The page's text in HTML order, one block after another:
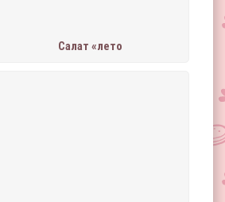
Салат «лето